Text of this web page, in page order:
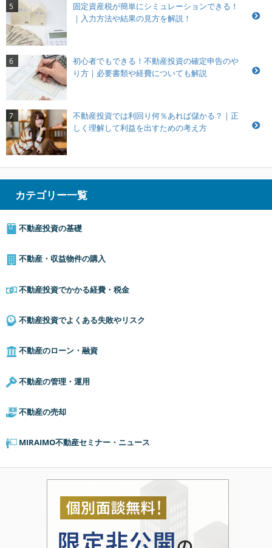
5
固定資産税が簡単にシミュレーションできる！
｜入力方法や結果の見方を解説！
6
初心者でもできる！不動産投資の確定申告のや
り方｜必要書類や経費についても解説
7
不動産投資では利回り何％あれば儲かる？｜正
しく理解して利益を出すための考え方
カテゴリー一覧
不動産投資の基礎
不動産・収益物件の購入
不動産投資でかかる経費・税金
不動産投資でよくある失敗やリスク
不動産のローン・融資
不動産の管理・運用
不動産の売却
MIRAIMO不動産セミナー・ニュース